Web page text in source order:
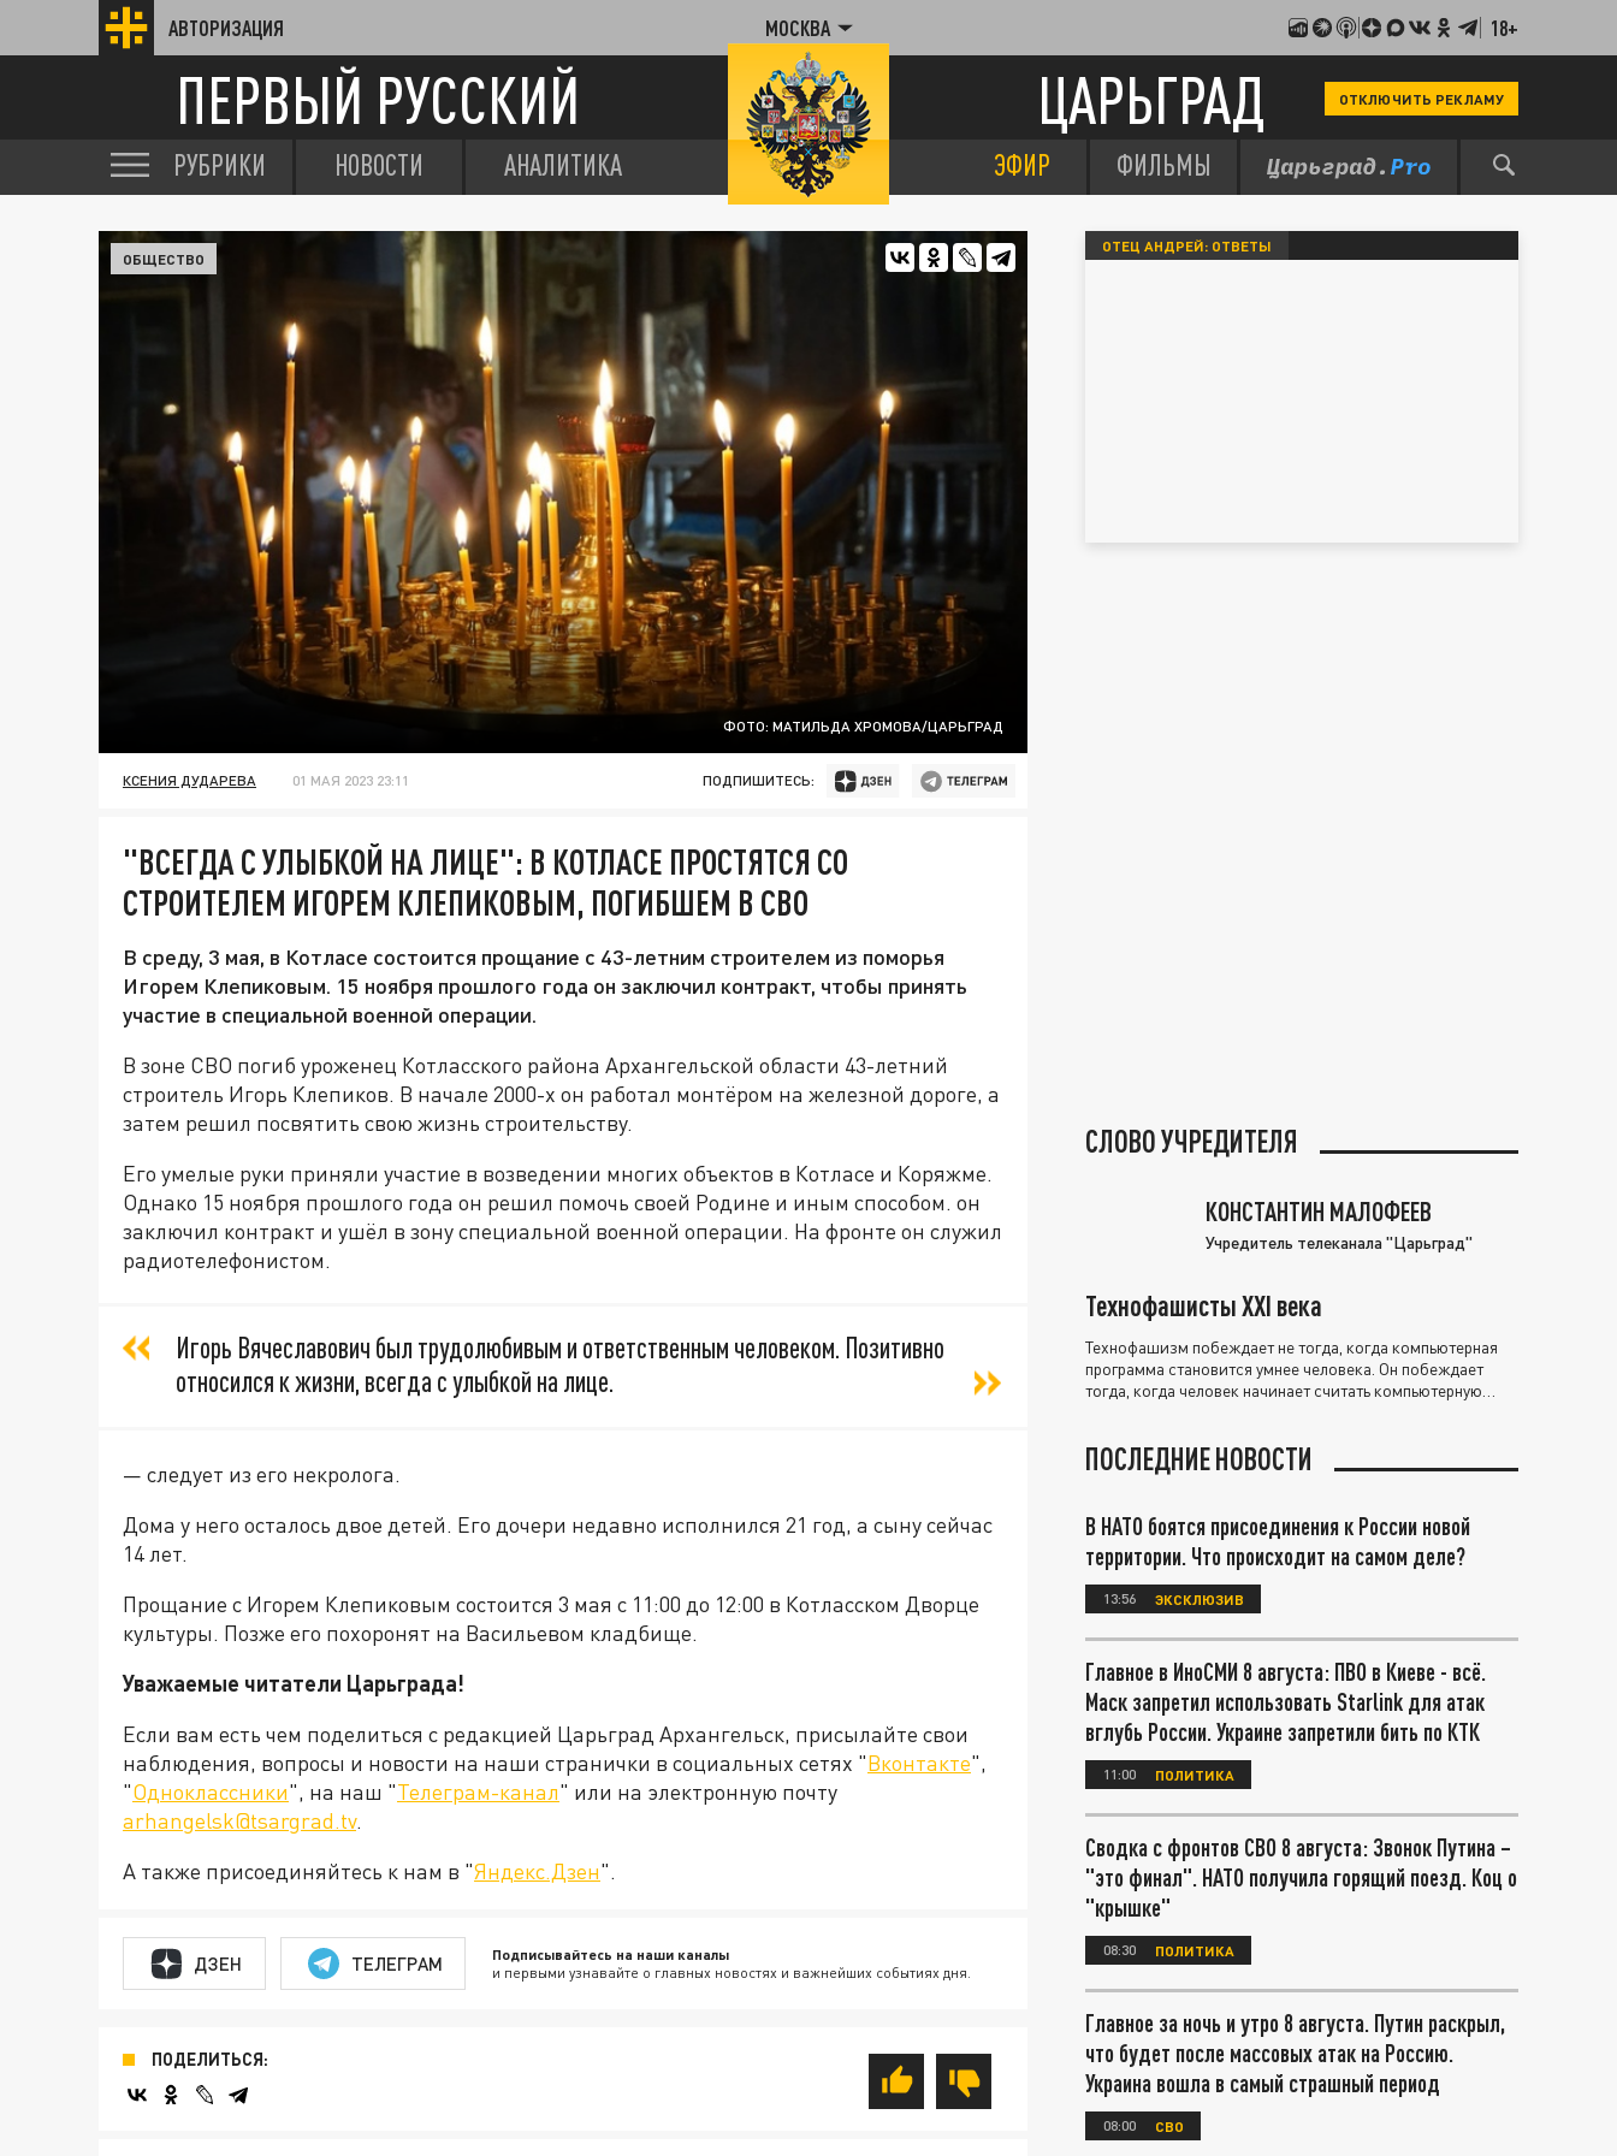
АВТОРИЗАЦИЯ МОСКВА 18+
ПЕРВЫЙ РУССКИЙ ЦАРЬГРАД ОТКЛЮЧИТЬ РЕКЛАМУ
РУБРИКИ НОВОСТИ АНАЛИТИКА ЭФИР ФИЛЬМЫ
ФОТО: МАТИЛЬДА ХРОМОВА/ЦАРЬГРАД
ОБЩЕСТВО
КСЕНИЯ ДУДАРЕВА 01 МАЯ 2023 23:11 ПОДПИШИТЕСЬ:
"ВСЕГДА С УЛЫБКОЙ НА ЛИЦЕ": В КОТЛАСЕ ПРОСТЯТСЯ СО
СТРОИТЕЛЕМ ИГОРЕМ КЛЕПИКОВЫМ, ПОГИБШЕМ В СВО
В среду, 3 мая, в Котласе состоится прощание с 43-летним строителем из поморья
Игорем Клепиковым. 15 ноября прошлого года он заключил контракт, чтобы принять
участие в специальной военной операции.
В зоне СВО погиб уроженец Котласского района Архангельской области 43-летний
строитель Игорь Клепиков. В начале 2000-х он работал монтёром на железной дороге, а
затем решил посвятить свою жизнь строительству.
Его умелые руки приняли участие в возведении многих объектов в Котласе и Коряжме.
Однако 15 ноября прошлого года он решил помочь своей Родине и иным способом. он
заключил контракт и ушёл в зону специальной военной операции. На фронте он служил
радиотелефонистом.
Игорь Вячеславович был трудолюбивым и ответственным человеком. Позитивно
относился к жизни, всегда с улыбкой на лице.
— следует из его некролога.
Дома у него осталось двое детей. Его дочери недавно исполнился 21 год, а сыну сейчас
14 лет.
Прощание с Игорем Клепиковым состоится 3 мая с 11:00 до 12:00 в Котласском Дворце
культуры. Позже его похоронят на Васильевом кладбище.
Уважаемые читатели Царьграда!
Если вам есть чем поделиться с редакцией Царьград Архангельск, присылайте свои
наблюдения, вопросы и новости на наши странички в социальных сетях "Вконтакте",
"Одноклассники", на наш "Телеграм-канал" или на электронную почту
arhangelsk@tsargrad.tv.
А также присоединяйтесь к нам в "Яндекс.Дзен".
ДЗЕН ТЕЛЕГРАМ Подписывайтесь на наши каналы
и первыми узнавайте о главных новостях и важнейших событиях дня.
ПОДЕЛИТЬСЯ:
ОТЕЦ АНДРЕЙ: ОТВЕТЫ
СЛОВО УЧРЕДИТЕЛЯ
КОНСТАНТИН МАЛОФЕЕВ
Учредитель телеканала "Царьград"
Технофашисты XXI века
Технофашизм побеждает не тогда, когда компьютерная
программа становится умнее человека. Он побеждает
тогда, когда человек начинает считать компьютерную
ПОСЛЕДНИЕ НОВОСТИ
В НАТО боятся присоединения к России новой
территории. Что происходит на самом деле?
13:56 ЭКСКЛЮЗИВ
Главное в ИноСМИ 8 августа: ПВО в Киеве - всё.
Маск запретил использовать Starlink для атак
вглубь России. Украине запретили бить по КТК
11:00 ПОЛИТИКА
Сводка с фронтов СВО 8 августа: Звонок Путина –
"это финал". НАТО получила горящий поезд. Коц о
"крышке"
08:30 ПОЛИТИКА
Главное за ночь и утро 8 августа. Путин раскрыл,
что будет после массовых атак на Россию.
Украина вошла в самый страшный период
08:00 СВО